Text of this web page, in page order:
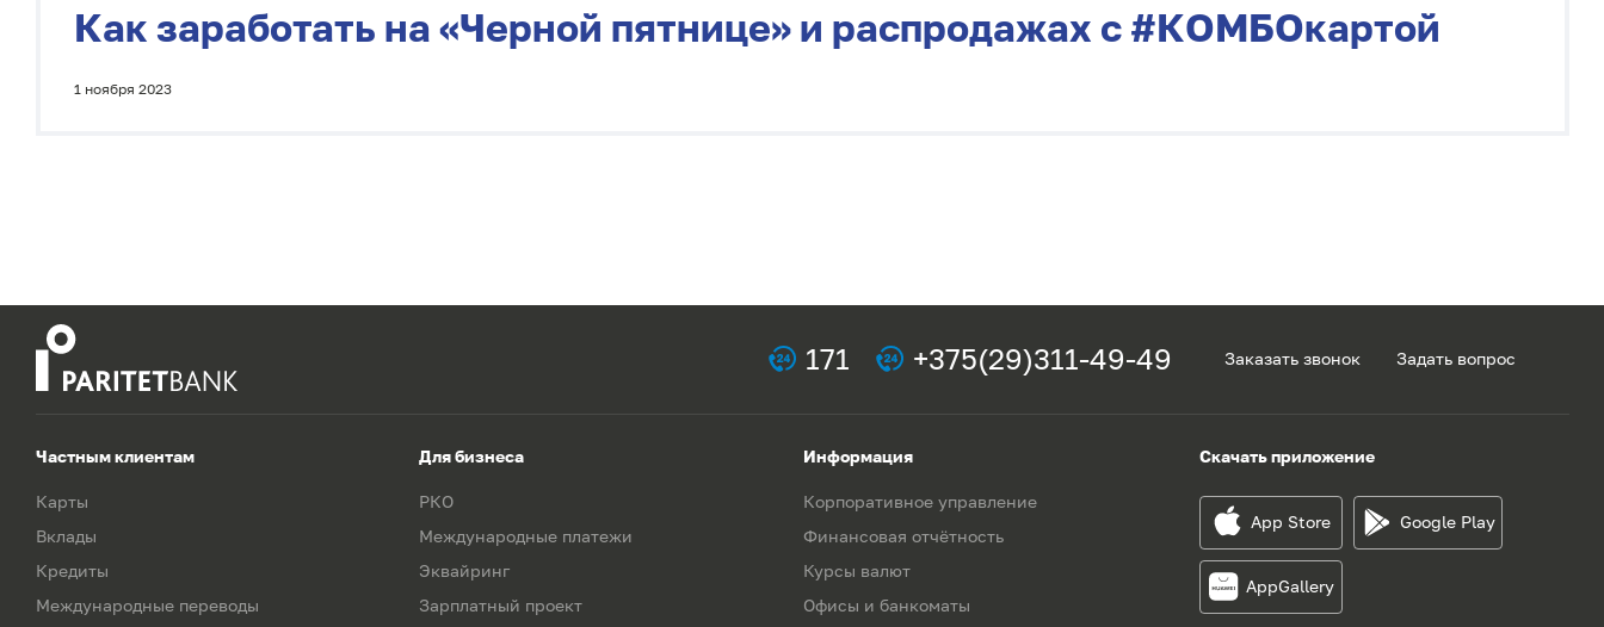
Как заработать на «Черной пятнице» и распродажах с #КОМБОкартой
1 ноября 2023
171 +375(29)311-49-49 Заказать звонок Задать вопрос
Частным клиентам
Карты
Вклады
Кредиты
Международные переводы
Для бизнеса
РКО
Международные платежи
Эквайринг
Зарплатный проект
Информация
Корпоративное управление
Финансовая отчётность
Курсы валют
Офисы и банкоматы
Скачать приложение
App Store Google Play
AppGallery